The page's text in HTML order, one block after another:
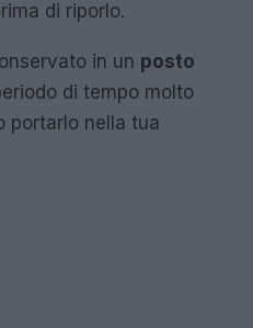
di riporlo.
in un posto
di tempo molto
portarlo nella tua